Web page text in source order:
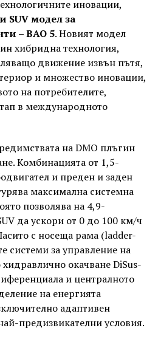
иновации,
SUV модел за
– BAO 5. Новият модел
хибридна технология,
движение извън пътя,
и множество иновации,
на потребителите,
в международното
на DMO плъгин
Комбинацията от 1,5-
и преден и заден
максимална системна
позволява на 4,9-
да ускори от 0 до 100 км/ч
с носеща рама (ladder-
системи за управление на
окачване DiSus-
и централното
на енергията
адаптивен
предизвикателни условия.